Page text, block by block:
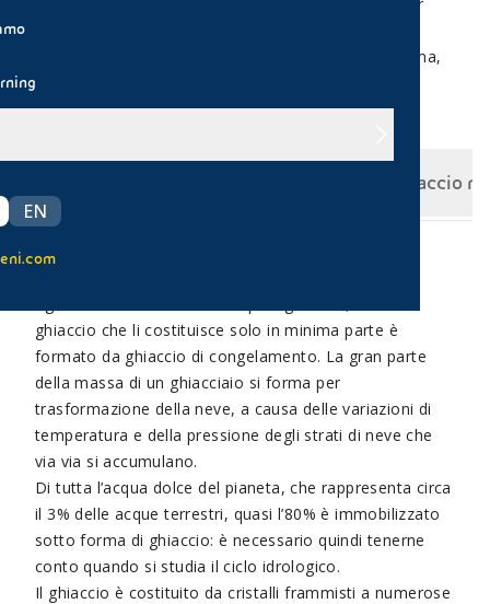
EN
eni.com
questo è più facile in inverno vedere la formazione di
ghiaccio sulla superficie di piccoli specchi d'acqua ferma,
mentre i corsi d'acqua non sono ghiacciati.
Il ghiaccio
ghiaccio che li costituisce solo in minima parte è
formato da ghiaccio di congelamento. La gran parte
della massa di un ghiacciaio si forma per
trasformazione della neve, a causa delle variazioni di
temperatura e della pressione degli strati di neve che
via via si accumulano.
Di tutta l’acqua dolce del pianeta, che rappresenta circa
il 3% delle acque terrestri, quasi l’80% è immobilizzato
sotto forma di ghiaccio: è necessario quindi tenerne
conto quando si studia il ciclo idrologico.
Il ghiaccio è costituito da cristalli frammisti a numerose